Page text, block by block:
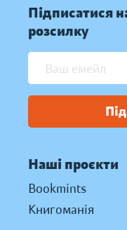
Підписатися
розсилку
Наші проєкти
Bookmints
Книгоманія